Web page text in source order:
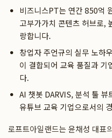
비즈니스PT는 연간 850억
고부가가치 콘텐츠 허브로,
랑합니다.
창업자 주언규의 실무 노하
이 결합되어 교육 품질과 기
다.
AI 챗봇 DARVIS, 분석 툴
유튜브 교육 기업으로서의
로프트아일랜드는 윤채성 대표